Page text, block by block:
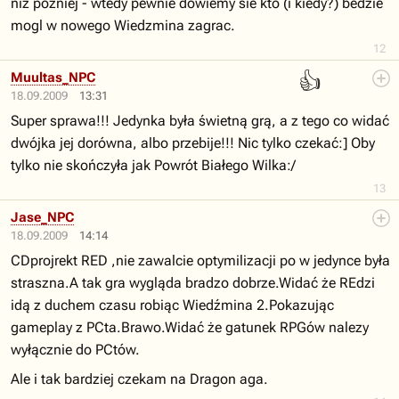
12
mogl w nowego Wiedzmina zagrac.
18.09.2009 13:31
👍
13
Muultas_NPC
Super sprawa!!! Jedynka była świetną grą, a z tego co widać
dwójka jej dorówna, albo przebije!!! Nic tylko czekać:] Oby
tylko nie skończyła jak Powrót Białego Wilka:/
18.09.2009 14:14
Jase_NPC
CDprojrekt RED ,nie zawalcie optymilizacji po w jedynce była
straszna.A tak gra wygląda bradzo dobrze.Widać że REdzi
idą z duchem czasu robiąc Wiedźmina 2.Pokazując
gameplay z PCta.Brawo.Widać że gatunek RPGów nalezy
wyłącznie do PCtów.
Ale i tak bardziej czekam na Dragon aga.